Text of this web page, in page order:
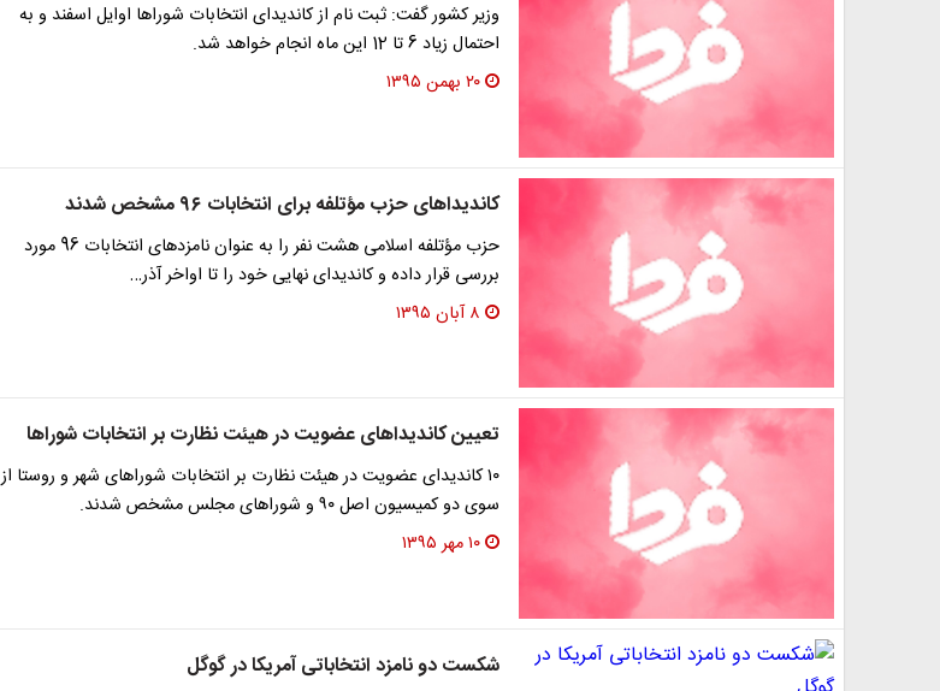
وزیر کشور گفت: ثبت نام از کاندیدای انتخابات شوراها اوایل اسفند و به
احتمال زیاد 6 تا 12 این ماه انجام خواهد شد.
۲۰ بهمن ۱۳۹۵
کاندیداهای حزب مؤتلفه برای انتخابات ۹۶ مشخص شدند
حزب مؤتلفه اسلامی هشت نفر را به عنوان نامزدهای انتخابات 96 مورد
بررسی قرار داده و کاندیدای نهایی خود را تا اواخر آذر…
۸ آبان ۱۳۹۵
تعیین کاندیداهای عضویت در هیئت نظارت بر انتخابات شوراها
۱۰ کاندیدای عضویت در هیئت نظارت بر انتخابات شوراهای شهر و روستا از
سوی دو کمیسیون اصل ۹۰ و شوراهای مجلس مشخص شدند.
۱۰ مهر ۱۳۹۵
شکست دو نامزد انتخاباتی آمریکا در گوگل